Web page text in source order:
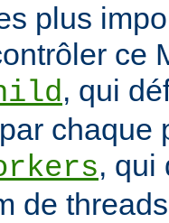
plus
ce
, qui
chaque
, qui
de